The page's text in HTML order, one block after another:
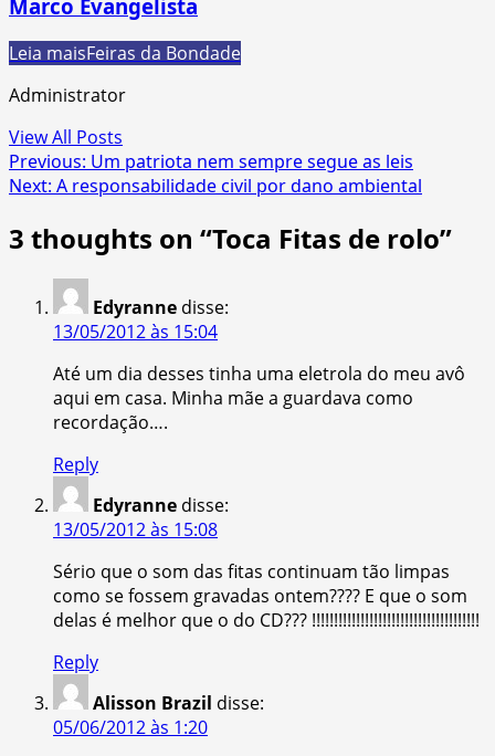
Marco Evangelista
Leia maisFeiras da Bondade
Administrator
View All Posts
Post
navigation
Previous: Um patriota nem sempre segue as leis
Next: A responsabilidade civil por dano ambiental
3 thoughts on “Toca Fitas de rolo”
Edyranne disse:
13/05/2012 às 15:04
Até um dia desses tinha uma eletrola do meu avô
aqui em casa. Minha mãe a guardava como
recordação….
Reply
Edyranne disse:
13/05/2012 às 15:08
Sério que o som das fitas continuam tão limpas
como se fossem gravadas ontem???? E que o som
delas é melhor que o do CD??? !!!!!!!!!!!!!!!!!!!!!!!!!!!!!!!!!!!!!!
Reply
Alisson Brazil disse:
05/06/2012 às 1:20